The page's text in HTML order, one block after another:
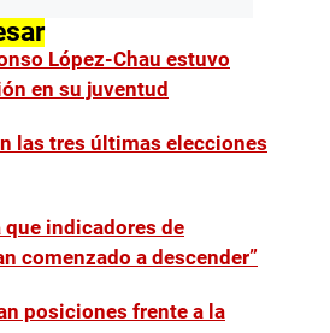
López-Chau estuvo
en su juventud
las tres últimas elecciones
indicadores de
comenzado a descender”
posiciones frente a la